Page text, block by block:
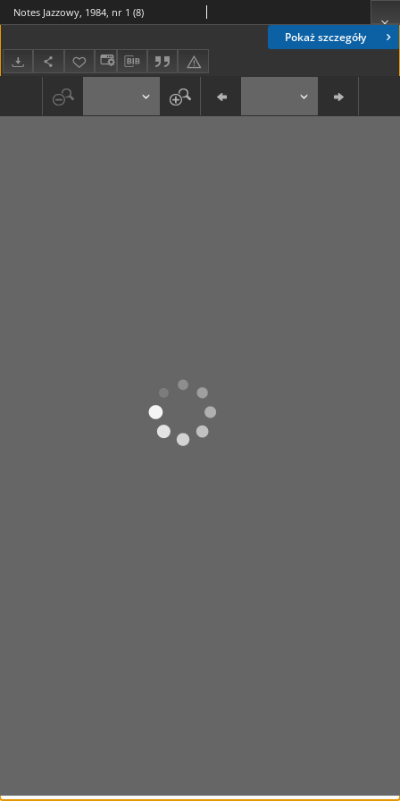
Pokaż szczegóły
Notes Jazzowy, 1984, nr 1 (8)